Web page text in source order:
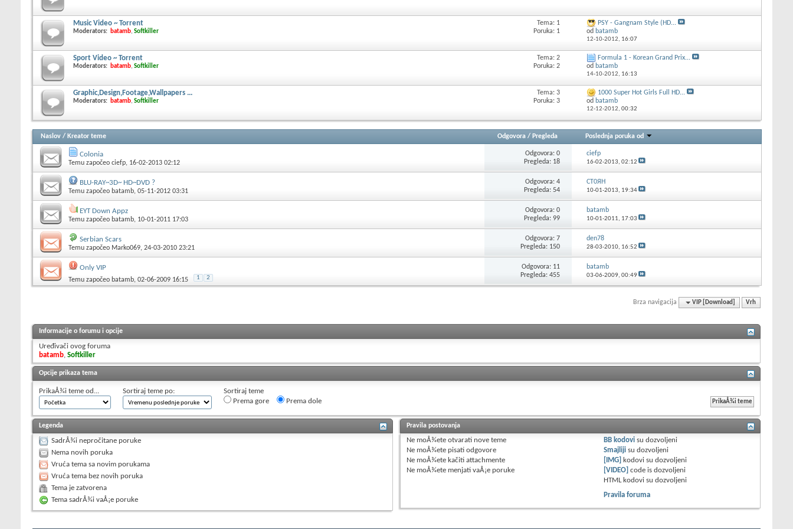
Music Video ~ Torrent
Moderators: batamb, Softkiller
Tema: 1
Poruka: 1
PSY - Gangnam Style (HD...
od batamb
12-10-2012, 16:07
Sport Video ~ Torrent
Moderators: batamb, Softkiller
Tema: 2
Poruka: 2
Formula 1 - Korean Grand Prix...
od batamb
14-10-2012, 16:13
Graphic,Design,Footage,Wallpapers ...
Moderators: batamb, Softkiller
Tema: 3
Poruka: 3
1000 Super Hot Girls Full HD...
od batamb
12-12-2012, 00:32
Naslov / Kreator teme Odgovora / Pregleda Poslednja poruka od
Colonia
Temu započeo ciefp, 16-02-2013 02:12
Odgovora: 0
Pregleda: 18
ciefp
16-02-2013, 02:12
BLU-RAY~3D~ HD~DVD ?
Temu započeo batamb, 05-11-2012 03:31
Odgovora: 4
Pregleda: 54
CT0ЯH
10-01-2013, 19:34
EYT Down Appz
Temu započeo batamb, 10-01-2011 17:03
Odgovora: 0
Pregleda: 99
batamb
10-01-2011, 17:03
Serbian Scars
Temu započeo Marko069, 24-03-2010 23:21
Odgovora: 7
Pregleda: 150
den78
28-03-2010, 16:52
Only VIP
Temu započeo batamb, 02-06-2009 16:15 1 2
Odgovora: 11
Pregleda: 455
batamb
03-06-2009, 00:49
Brza navigacija VIP [Download] Vrh
Informacije o forumu i opcije
Uređivači ovog foruma
batamb, Softkiller
Opcije prikaza tema
PrikaÅ¾i teme od... Sortiraj teme po:
Sortiraj teme
Prema gore
Prema dole
Legenda
SadrÅ¾i nepročitane poruke
Nema novih poruka
Vruća tema sa novim porukama
Vruća tema bez novih poruka
Tema je zatvorena
Tema sadrÅ¾i vaÅ¡e poruke
Pravila postovanja
Ne moÅ¾ete otvarati nove teme
Ne moÅ¾ete pisati odgovore
Ne moÅ¾ete kačiti attachmente
Ne moÅ¾ete menjati vaÅ¡e poruke
BB kodovi sudozvoljeni
Smajliji sudozvoljeni
[IMG] kodovi sudozvoljeni
[VIDEO] code isdozvoljeni
HTML kodovi sudozvoljeni
Pravila foruma